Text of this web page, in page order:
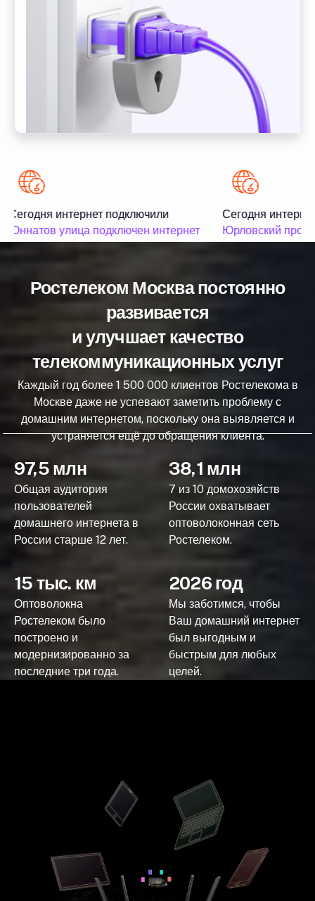
Сегодня интернет подключили
Юннатов улица подключен интернет
Сегодня
Юрловский
Ростелеком Москва постоянно
развивается
и улучшает качество
телекоммуникационных услуг
Каждый год более 1 500 000 клиентов Ростелекома в
Москве даже не успевают заметить проблему с
домашним интернетом, поскольку она выявляется и
устраняется ещё до обращения клиента.
97,5 млн
Общая аудитория
пользователей
домашнего интернета в
России старше 12 лет.
38,1 млн
7 из 10 домохозяйств
России охватывает
оптоволоконная сеть
Ростелеком.
15 тыс. км
Оптоволокна
Ростелеком было
построено и
модернизированно за
последние три года.
2026 год
Мы заботимся, чтобы
Ваш домашний интернет
был выгодным и
быстрым для любых
целей.